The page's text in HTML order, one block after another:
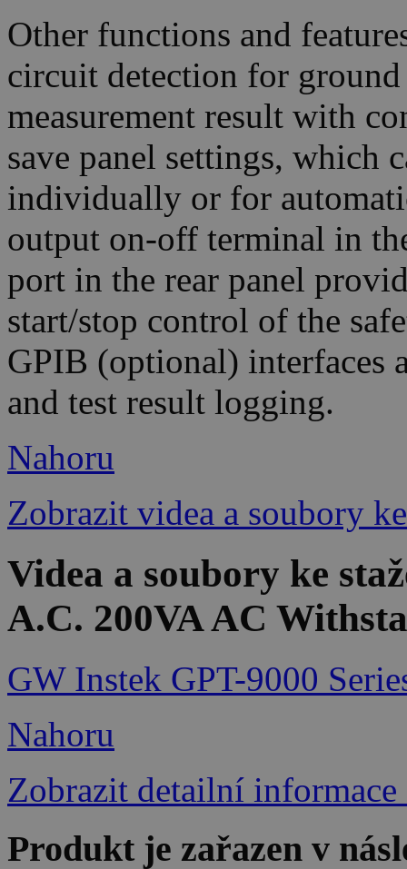
Other functions and
circuit detection for
measurement result with
save panel settings, which
individually or for
output on-off terminal in
port in the rear panel
start/stop control of the
GPIB (optional) interfaces
and test result logging.
Nahoru
Zobrazit videa a soubory
Videa a soubory ke
A.C. 200VA AC
GW Instek GPT-9000
Nahoru
Zobrazit detailní informace
Produkt je zařazen v